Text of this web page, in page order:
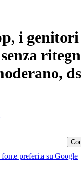
i genitori
preferita su Google